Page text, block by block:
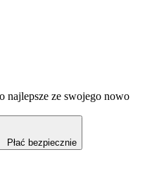
najlepsze ze swojego nowo
Płać bezpiecznie